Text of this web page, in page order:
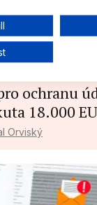
ochranu
18.000
Orviský
of the
policy applies
the following
information on
to select
for personalised